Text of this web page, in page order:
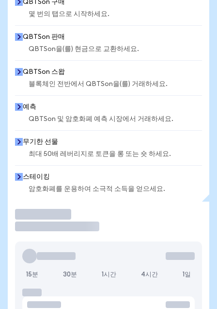
QBTSon 구매
몇 번의 탭으로 시작하세요.
QBTSon 판매
QBTSon을(를) 현금으로 교환하세요.
QBTSon 스왑
블록체인 전반에서 QBTSon을(를) 거래하세요.
예측
QBTSon 및 암호화폐 예측 시장에서 거래하세요.
무기한 선물
최대 50배 레버리지로 토큰을 롱 또는 숏 하세요.
스테이킹
암호화폐를 운용하여 소극적 소득을 얻으세요.
15분 30분 1시간 4시간 1일